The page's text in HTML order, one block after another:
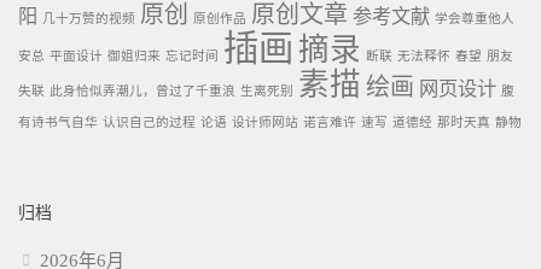
阳
几十万赞的视频 原创 原创作品 原创文章 参考文献 学会尊重他人
安总 平面设计 御姐归来 忘记时间 插画 摘录 断联 无法释怀 春望 朋友
失联 此身恰似弄潮儿，曾过了千重浪 生离死别 素描 绘画 网页设计 腹
有诗书气自华 认识自己的过程 论语 设计师网站 诺言难许 速写 道德经 那时天真 静物
归档
2026年6月